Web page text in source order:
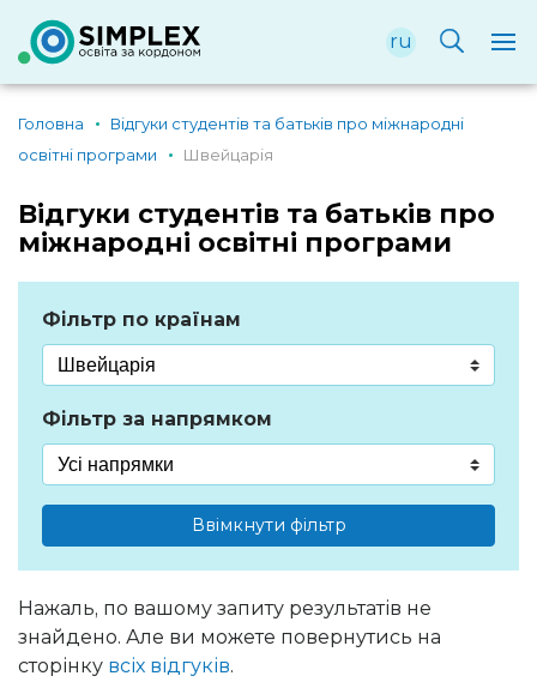
ru
Головна
Відгуки студентів та батьків про міжнародні
освітні програми
Швейцарія
Відгуки студентів та батьків про
міжнародні освітні програми
Фільтр по країнам
Фільтр за напрямком
Ввімкнути фільтр
Нажаль, по вашому запиту результатів не
знайдено. Але ви можете повернутись на
сторінку всіх відгуків.